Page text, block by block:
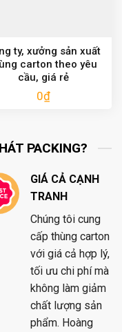
ty, xưởng sản xuất
carton theo yêu
cầu, giá rẻ
0₫
PACKING?
GIÁ CẢ CẠNH
TRANH
Chúng tôi cung
cấp thùng carton
với giá cả hợp lý,
tối ưu chi phí mà
không làm giảm
chất lượng sản
phẩm. Hoàng